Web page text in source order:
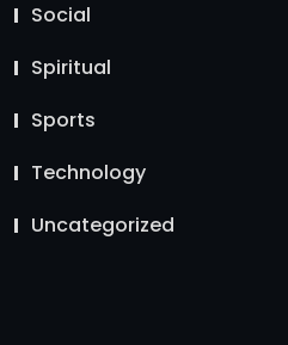
Social
Spiritual
Sports
Technology
Uncategorized